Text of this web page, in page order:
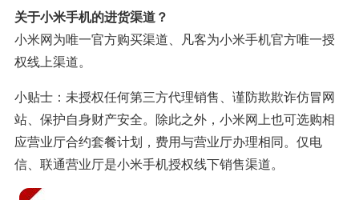
关于小米手机的进货渠道？
小米网为唯一官方购买渠道、凡客为小米手机官方唯一授
权线上渠道。
小贴士：未授权任何第三方代理销售、谨防欺欺诈仿冒网
站、保护自身财产安全。除此之外，小米网上也可选购相
应营业厅合约套餐计划，费用与营业厅办理相同。仅电
信、联通营业厅是小米手机授权线下销售渠道。